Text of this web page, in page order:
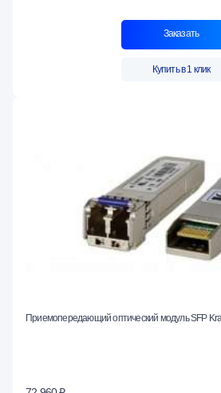
Заказать
Купить в 1 клик
Приемопередающий оптический модуль SFP